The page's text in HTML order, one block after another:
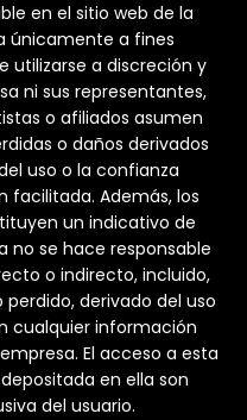
en el sitio web de la
únicamente a fines
utilizarse a discreción y
ni sus representantes,
o afiliados asumen
o daños derivados
uso o la confianza
facilitada. Además, los
un indicativo de
no se hace responsable
o indirecto, incluido,
derivado del uso
cualquier información
El acceso a esta
en ella son
del usuario.